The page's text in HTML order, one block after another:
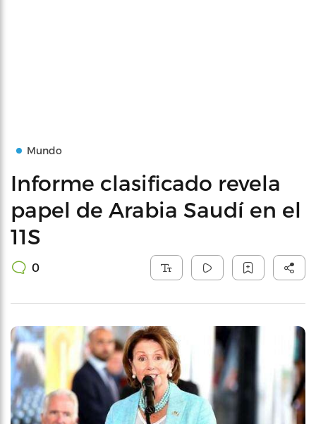
Mundo
Informe clasificado revela
papel de Arabia Saudí en el
11S
0